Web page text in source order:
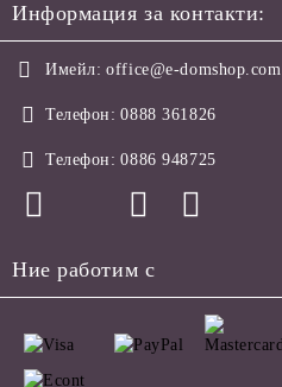
Информация за контакти:
Имейл: office@e-domshop.com
Телефон: 0888 361826
Телефон: 0886 948725
Ние работим с